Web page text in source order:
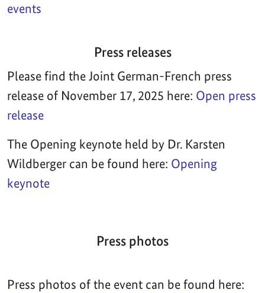
events
Press releases
Please find the Joint German-French press
release of November 17, 2025 here: Open press
release
The Opening keynote held by Dr. Karsten
Wildberger can be found here: Opening
keynote
Press photos
Press photos of the event can be found here: